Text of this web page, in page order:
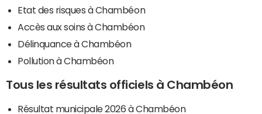
Etat des risques à Chambéon
Accès aux soins à Chambéon
Délinquance à Chambéon
Pollution à Chambéon
Tous les résultats officiels à Chambéon
Résultat municipale 2026 à Chambéon